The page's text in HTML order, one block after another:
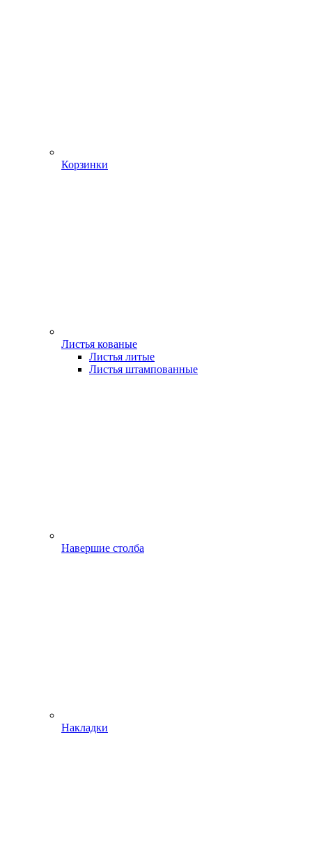
Корзинки
Листья кованые
Листья литые
Листья штампованные
Навершие столба
Накладки